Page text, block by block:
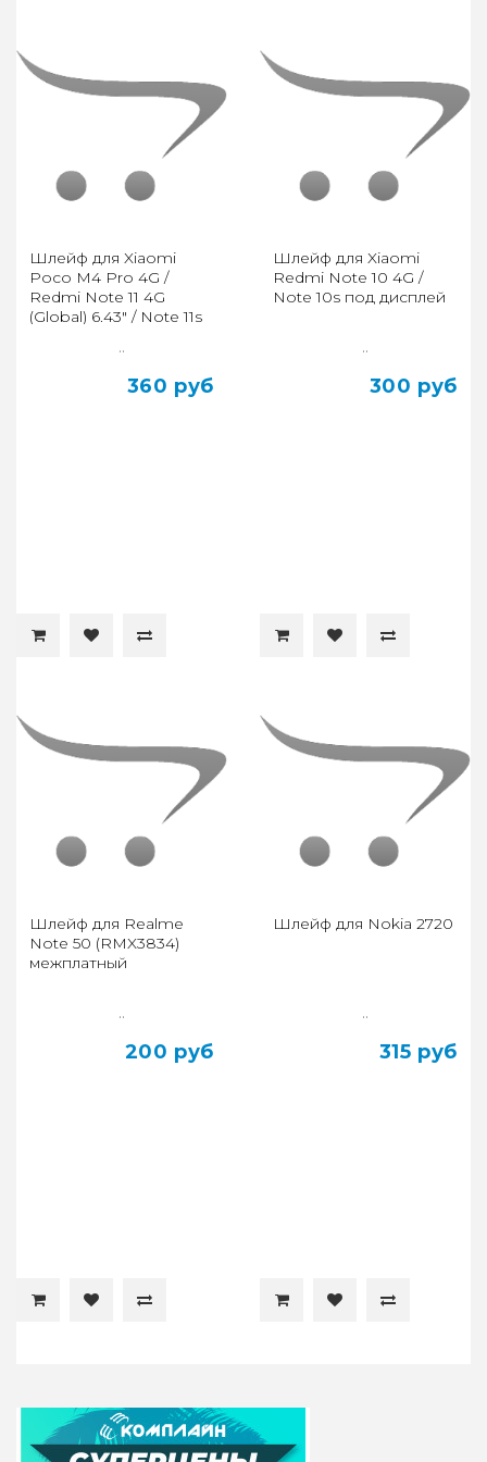
Шлейф для Xiaomi
Poco M4 Pro 4G /
Redmi Note 11 4G
(Global) 6.43" / Note 11s
..
360 руб
Шлейф для Xiaomi
Redmi Note 10 4G /
Note 10s под дисплей
..
300 руб
Шлейф для Realme
Note 50 (RMX3834)
межплатный
..
200 руб
Шлейф для Nokia 2720
..
315 руб